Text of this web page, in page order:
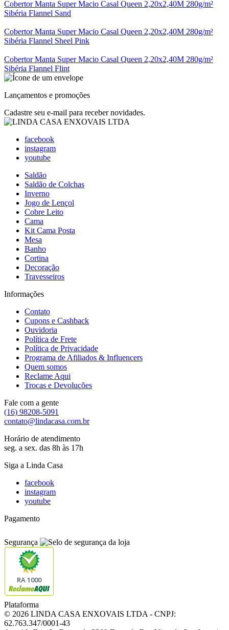
Cobertor Manta Super Macio Casal Queen 2,20x2,40M 280g/m²
Sibéria Flannel Sand
Cobertor Manta Super Macio Casal Queen 2,20x2,40M 280g/m²
Sibéria Flannel Sheel Pink
Cobertor Manta Super Macio Casal Queen 2,20x2,40M 280g/m²
Sibéria Flannel Flint
Lançamentos e promoções
Cadastre seu e-mail para receber novidades.
facebook
instagram
youtube
Saldão
Saldão de Colchas
Inverno
Jogo de Lençol
Cobre Leito
Cama
Kit Cama Posta
Mesa
Banho
Cortina
Decoração
Travesseiros
Informações
Contato
Cupons e Cashback
Ouvidoria
Política de Frete
Política de Privacidade
Programa de Afiliados & Influencers
Quem somos
Reclame Aqui
Trocas e Devoluções
Fale com a gente
(16) 98208-5091
contato@lindacasa.com.br
Horário de atendimento
seg. a sex. das 8h às 17h
Siga a Linda Casa
facebook
instagram
youtube
Pagamento
Segurança
RA 1000
Plataforma
© 2026 LINDA CASA ENXOVAIS LTDA - CNPJ:
62.763.347/0001-43